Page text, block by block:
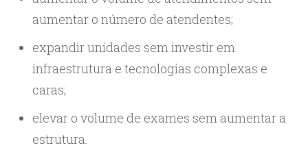
aumentar o número de atendentes;
expandir unidades sem investir em
infraestrutura e tecnologias complexas e
caras;
elevar o volume de exames sem aumentar a
estrutura.